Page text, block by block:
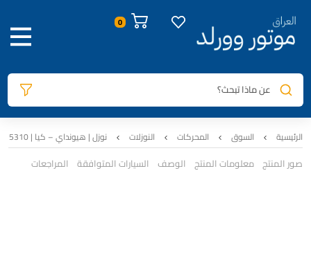
عن ماذا تبحث؟
الرئيسية السوق المحركات النوزلات نوزل | هيونداي – كيا | 35310-2M417
صور المنتج معلومات المنتج الوصف السيارات المتوافقة المراجعات